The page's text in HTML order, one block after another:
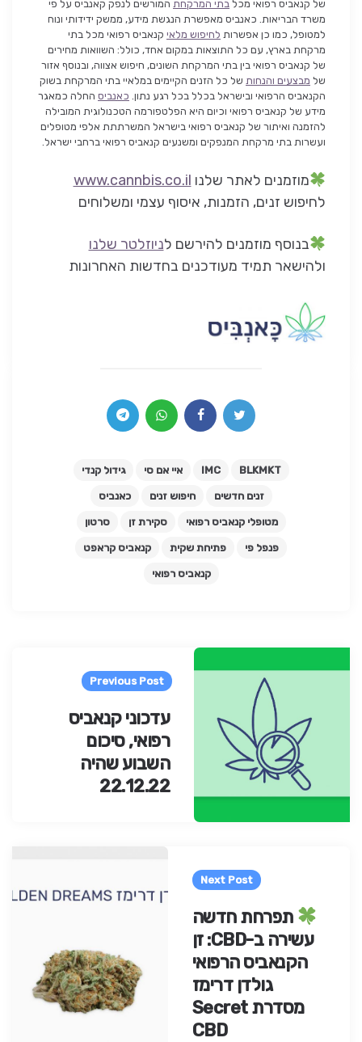
של קנאביס רפואי מכל בתי המרקחת המורשים לנפק קאנביס על פי
משרד הבריאות. כאנביס מאפשרת הנגשת מידע, ממשק ידידותי ונוח
למטופל, כמו כן אפשרות לחיפוש מלאי קנאביס רפואי מכל בתי
מרקחת בארץ, עם כל התוצאות במקום אחד, כולל: השוואות מחירים
של קנאביס רפואי בין בתי המרקחת השונים, חיפוש אצווה, ובנוסף אזור
של מבצעים והנחות של כל הזנים הקיימים במלאיי בתי המרקחת בשוק
הקנאביס הרפואי ובישראל בכלל בכל רגע נתון. כאנביס החלה כמאגר
מידע של קנאביס רפואי וכיום היא הפלטפורמה הטכנולוגית המובילה
להזמנה ואיתור של קנאביס רפואי בישראל המשרתתת אלפי מטופלים
ועשרות בתי מרקחת המנפקים ומשנעים קנאביס רפואי ברחבי ישראל.
מוזמנים לאתר שלנו www.cannbis.co.il
לחיפוש זנים, הזמנות, איסוף עצמי ומשלוחים
בנוסף מוזמנים להירשם לניוזלטר שלנו
ולהישאר תמיד מעודכנים בחדשות האחרונות
BLKMKT
IMC איי אם סי גידול קנדי
זנים חדשים חיפוש זנים כאנביס
מטופלי קנאביס רפואי סקירת זן סרטון
פנפל פי פתיחת שקית קנאביס קראפט
קנאביס רפואי
Post
navigation
Previous Post
עדכוני קנאביס
רפואי, סיכום
השבוע שהיה
22.12.22
Next Post
תפרחת חדשה
עשירה ב-CBD: זן
הקנאביס הרפואי
גולדן דרימז
מסדרת Secret
CBD